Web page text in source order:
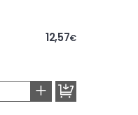
12,57€
+